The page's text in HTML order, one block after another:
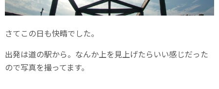
さてこの日も快晴でした。
出発は道の駅から。なんか上を見上げたらいい感じだった
ので写真を撮ってます。